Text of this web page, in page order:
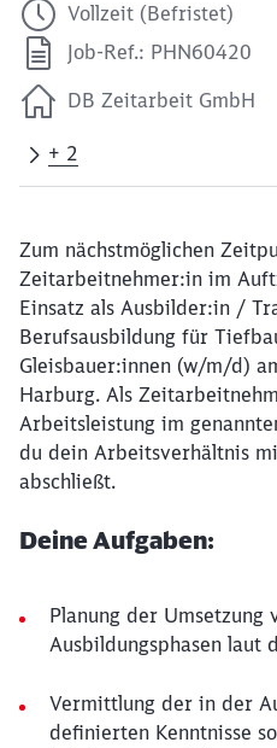
Vollzeit (Befristet)
Job-Ref.: PHN60420
DB Zeitarbeit GmbH
+ 2
Zum nächstmöglichen
Zeitarbeitnehmer:in im
Einsatz als Ausbilder:in /
Berufsausbildung für
Gleisbauer:innen (w/m/d)
Harburg. Als
Arbeitsleistung im
du dein Arbeitsverhältnis
abschließt.
Deine Aufgaben:
Planung der Umsetzung
Ausbildungsphasen laut
Vermittlung der in der
definierten Kenntnisse